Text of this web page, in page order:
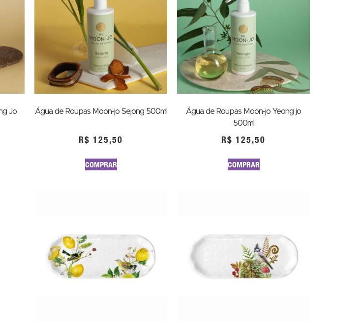
Jo
Água de Roupas Moon-jo Sejong 500ml
R$ 125,50
COMPRAR
Água de Roupas Moon-jo Yeong jo
500ml
R$ 125,50
COMPRAR